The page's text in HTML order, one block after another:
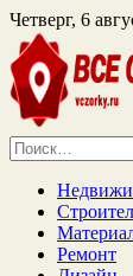
Четверг, 6
Найти:
Ремонт